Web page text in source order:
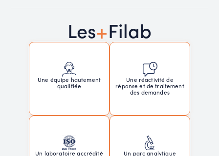
Les+Filab
Une équipe hautement
qualifiée
Une réactivité de
réponse et de traitement
des demandes
Un laboratoire accrédité
Un parc analytique